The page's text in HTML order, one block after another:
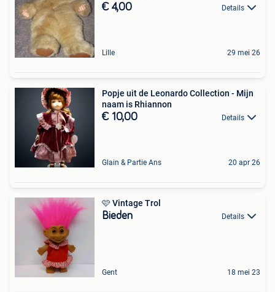
€ 4,00 Details
Lille 29 mei 26
Popje uit de Leonardo Collection - Mijn
naam is Rhiannon
€ 10,00 Details
Glain & Partie Ans 20 apr 26
🩷 Vintage Trol
Bieden Details
Gent 18 mei 23